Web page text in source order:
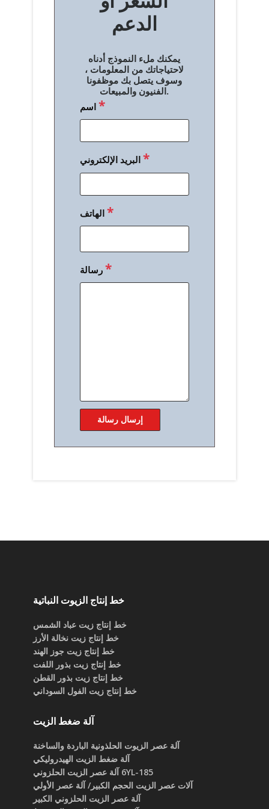
الدعم
يمكنك ملء النموذج أدناه
لاحتياجاتك من المعلومات ،
وسوف يتصل بك موظفونا
الفنيون والمبيعات.
اسم*
البريد الإلكتروني*
الهاتف*
رسالة*
خط إنتاج الزيوت النباتية
خط إنتاج زيت عباد الشمس
خط إنتاج زيت نخالة الأرز
خط إنتاج زيت جوز الهند
خط إنتاج زيت بذور اللفت
خط إنتاج زيت بذور القطن
خط إنتاج زيت الفول السوداني
آلة ضغط الزيت
آلة عصر الزيوت الحلذونية الباردة والساخنة
آلة ضغط الزيت الهيدروليكي
6YL-185 آلة عصر الزيت الحلزوني
آلات عصر الزيت الحجم الكبير/ آلة عصر الأولي
آلة عصر الزيت الحلزوني الكبير